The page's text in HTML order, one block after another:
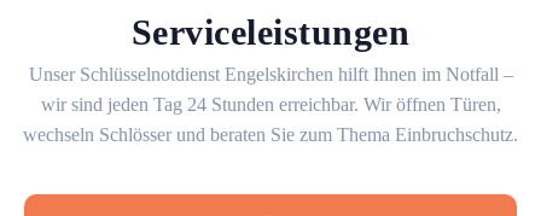
Serviceleistungen
Unser Schlüsselnotdienst Engelskirchen hilft Ihnen im Notfall –
wir sind jeden Tag 24 Stunden erreichbar. Wir öffnen Türen,
wechseln Schlösser und beraten Sie zum Thema Einbruchschutz.